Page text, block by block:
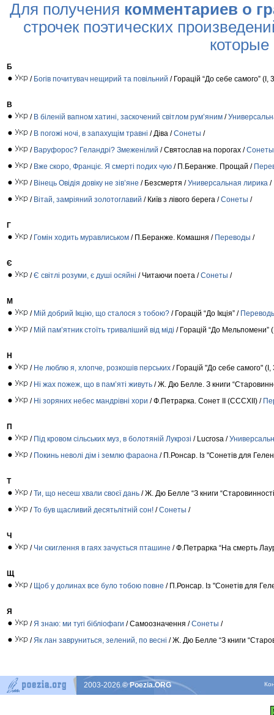
Для получения комментариев о
строчек поэтических
Б
/ Богів почитувач нещирий та повільний / Горацій “До себе самого” (І,
В
/ В біленій вапном хатині, заскочений світлом рум’яним /
/ В погожі ночі, в запахущім травні / Діва /Сонеты /
/ Варуфорос? Геландрі? Змеженілий / Святослав на порогах /Сонеты
/ Вже скоро, Франціє. Я смерті подих чую / П.Беранже. Прощай /
/ Вінець Овідія довіку не зів’яне / Безсмертя /Универсальная лирика /
/ Вітай, замріяний золотоглавий / Київ з лівого берега /Сонеты /
Г
/ Гомін ходить муравлиськом / П.Беранже. Комашня / Переводы /
Є
/Є світлі розуми, є душі осяйні / Читаючи поета /Сонеты /
М
/ Мій добрий Ікцію, що сталося з тобою? / Горацій “До Ікція” /
/ Мій пам’ятник стоїть триваліший від міді / Горацій “До Мельпомени”
Н
/ Не люблю я, хлопче, розкошів перських / Горацій "До себе самого"
/ Ні жах пожеж, що в пам’яті живуть / Ж. Дю Белле. З книги
/ Ні зоряних небес мандрівні хори / Ф.Петрарка. Сонет II (CCCXII) /
П
/ Під кровом сільських муз, в болотяній Лукрозі / Lucrosa /
/ Покинь неволі дім і землю фараона / П.Ронсар. Із "Сонетів для
Т
/Ти, що несеш хвали своєї дань / Ж. Дю Белле “З книги
/То був щасливий десятьлітній сон! /Сонеты /
Ч
/ Чи скиглення в гаях зачується пташине / Ф.Петрарка “На смерть
Щ
/ Щоб у долинах все було тобою повне / П.Ронсар. Із "Сонетів для
Я
/ Я знаю: ми тугі бібліофаги / Самоозначення /Сонеты /
/ Як лан завруниться, зелений, по веснi / Ж. Дю Белле “З книги
2003-2026© Poezia.ORG